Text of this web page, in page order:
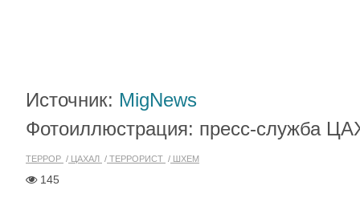
Источник: MigNews
Фотоиллюстрация: пресс-служба
ТЕРРОР ЦАХАЛ ТЕРРОРИСТ ШХЕМ
145